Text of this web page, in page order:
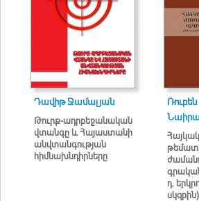
Դավիթ Ջամալյան
Թուրք-ադրբեջանական
վտանգը և Հայաստանի
անվտանգության
հիմնախնդիրները
Նաիրա
դ.
սկզբին)